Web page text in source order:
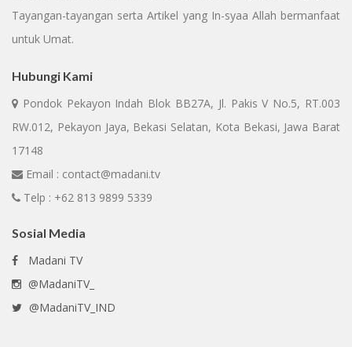
Tayangan-tayangan serta Artikel yang In-syaa Allah bermanfaat
untuk Umat.
Hubungi Kami
Pondok Pekayon Indah Blok BB27A, Jl. Pakis V No.5, RT.003
RW.012, Pekayon Jaya, Bekasi Selatan, Kota Bekasi, Jawa Barat
17148
Email : contact@madani.tv
Telp : +62 813 9899 5339
Sosial Media
Madani TV
@MadaniTV_
@MadaniTV_IND